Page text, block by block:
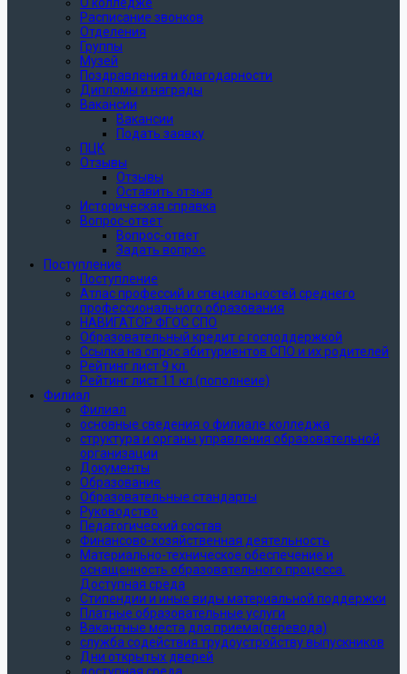
Расписание звонков
Отделения
Группы
Музей
Поздравления и благодарности
Дипломы и награды
Вакансии
Вакансии
Подать заявку
ПЦК
Отзывы
Отзывы
Оставить отзыв
Историческая справка
Вопрос-ответ
Вопрос-ответ
Задать вопрос
Поступление
Поступление
Атлас профессий и специальностей среднего
профессионального образования
НАВИГАТОР ФГОС СПО
Образовательный кредит с господдержкой
Ссылка на опрос абитуриентов СПО и их родителей
Рейтинг лист 9 кл.
Рейтинг лист 11 кл (пополнеие)
Филиал
Филиал
основные сведения о филиале колледжа
структура и органы управления образовательной
организации
Документы
Образование
Образовательные стандарты
Руководство
Педагогический состав
Финансово-хозяйственная деятельность
Материально-техническое обеспечение и
оснащенность образовательного процесса.
Доступная среда
Стипендии и иные виды материальной поддержки
Платные образовательные услуги
Вакантные места для приема(перевода)
служба содействия трудоустройству выпускников
Дни открытых дверей